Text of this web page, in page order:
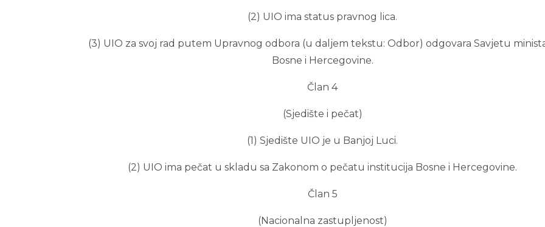
(2) UIO ima status pravnog lica.
(3) UIO za svoj rad putem Upravnog odbora (u daljem tekstu: Odbor) odgovara Savjetu
Bosne i Hercegovine.
Član 4
(Sjedište i pečat)
(1) Sjedište UIO je u Banjoj Luci.
(2) UIO ima pečat u skladu sa Zakonom o pečatu institucija Bosne i Hercegovine.
Član 5
(Nacionalna zastupljenost)